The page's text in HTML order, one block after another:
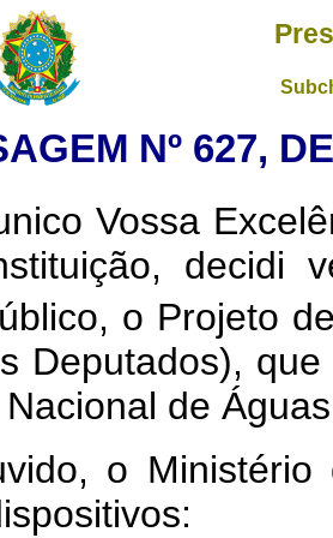
Nº 627,
Vossa
decidi
o Projeto
Deputados),
de
Ministério do